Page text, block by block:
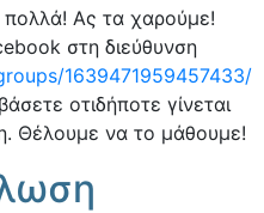
πολλά! Ας τα χαρούμε!
στη διεύθυνση
1639471959457433/
οτιδήποτε γίνεται
Θέλουμε να το μάθουμε!